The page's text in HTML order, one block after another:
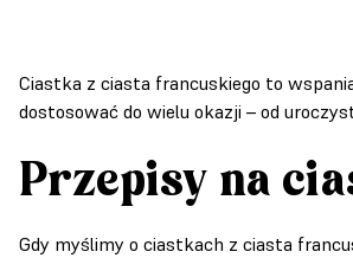
Ciastka z ciasta francuskiego to
dostosować do wielu okazji – od
Przepisy na
Gdy myślimy o ciastkach z ciasta